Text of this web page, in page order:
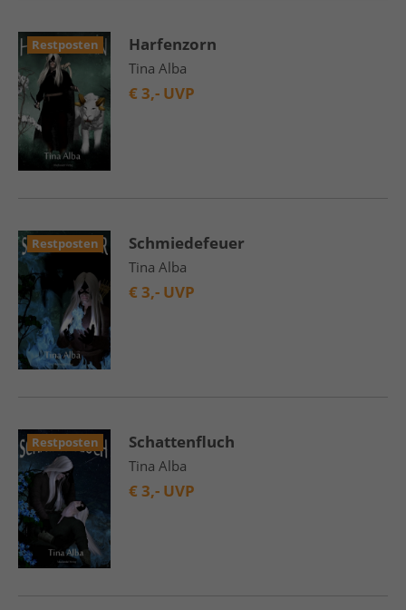
Restposten Harfenzorn
Tina Alba
€ 3,- UVP
Restposten Schmiedefeuer
Tina Alba
€ 3,- UVP
Restposten Schattenfluch
Tina Alba
€ 3,- UVP